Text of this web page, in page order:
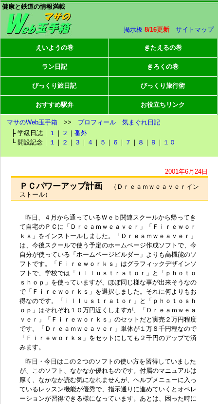
健康と鉄道の情報満載
掲示板 8/16更新 サイトマップ
えいようの巻 きたえるの巻
ラン日記 きろくの巻
びっくり旅日記 びっくり旅行術
おすすめ駅弁 お役立ちリンク
マサのWeb玉手箱 >> プロフィール
気まぐれ日記
├ 学級日誌｜ １ ｜ ２ ｜番外
└ 開設記念｜ １ ｜ ２ ｜ ３ ｜ ４ ｜ ５ ｜ ６ ｜ ７ ｜ ８ ｜ ９ ｜ １０
2001年6月24日
ＰＣパワーアップ計画
（Ｄｒｅａｍｗｅａｖｅｒイン
ストール）
昨日、４月から通っているＷｅｂ関連スクールから帰ってき
て自宅のＰＣに「Ｄｒｅａｍｗｅａｖｅｒ」「Ｆｉｒｅｗｏｒ
ｋｓ」をインストールしました。「Ｄｒｅａｍｗｅａｖｅｒ」
は、今後スクールで使う予定のホームページ作成ソフト で、今
自分が使っている「ホームページビルダー」よりも高機能のソ
フトです。「Ｆｉｒｅｗｏｒｋｓ」はグラフィックデザインソ
フトで、学校では「ｉｌｌｕｓｔｒａｔｏｒ」と「ｐｈｏｔｏ
ｓｈｏｐ」を使っていますが、ほぼ同じ様な事が出来そうなの
で「Ｆｉｒｅｗｏｒｋｓ」を選択しました。それに何よりもお
得なのです。「ｉｌｌｕｓｔｒａｔｏｒ」と「ｐｈｏｔｏｓｈ
ｏｐ」はそれぞれ１０万円近くしますが、「Ｄｒｅａｍｗｅａ
ｖｅｒ」「Ｆｉｒｅｗｏｒｋｓ」のセットだと実売２万円程度
です。「Ｄｒｅａｍｗｅａｖｅｒ」単体が１万８千円程なので
「Ｆｉｒｅｗｏｒｋｓ」をセットにしても２千円のアップで済
みます。
昨日・今日はこの２つのソフトの使い方を習得していました
が、このソフト、なかなか優れものです。付属のマニュアルは
厚く、なかなか読む気になれませんが、ヘルプメニューに入っ
ているレッスン機能が優秀で、指示通りに進めていくとオペレ
ーションが習得できる様になっています。あとは、困った時に